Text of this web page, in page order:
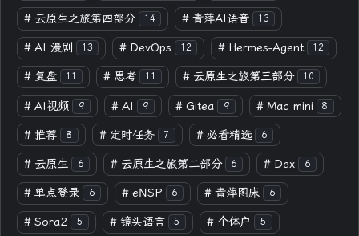
青萍 AI 图床 青萍 AI 视频
青萍 AI 电商 青萍 AI 语音
# 云原生之旅第四部分 14 # 青萍AI语音 13
# AI 漫剧 13 # DevOps 12 # Hermes-Agent 12
# 复盘 11 # 思考 11 # 云原生之旅第三部分 10
# AI视频 9 # AI 9 # Gitea 9 # Mac mini 8
# 推荐 8 # 定时任务 7 # 必看精选 6
# 云原生 6 # 云原生之旅第二部分 6 # Dex 6
# 单点登录 6 # eNSP 6 # 青萍图床 6
# Sora2 5 # 镜头语言 5 # 个体户 5